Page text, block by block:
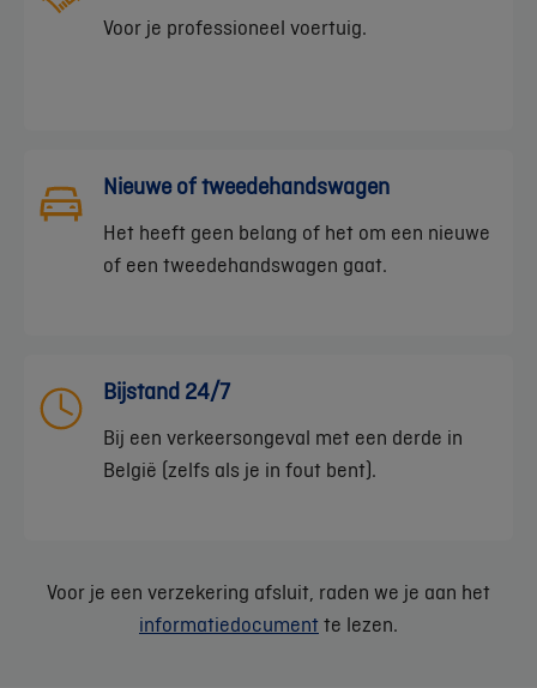
Voor je professioneel voertuig.
Nieuwe of tweedehandswagen
Het heeft geen belang of het om een nieuwe
of een tweedehandswagen gaat.
Bijstand 24/7
Bij een verkeersongeval met een derde in
België (zelfs als je in fout bent).
Voor je een verzekering afsluit, raden we je aan het
informatiedocument te lezen.